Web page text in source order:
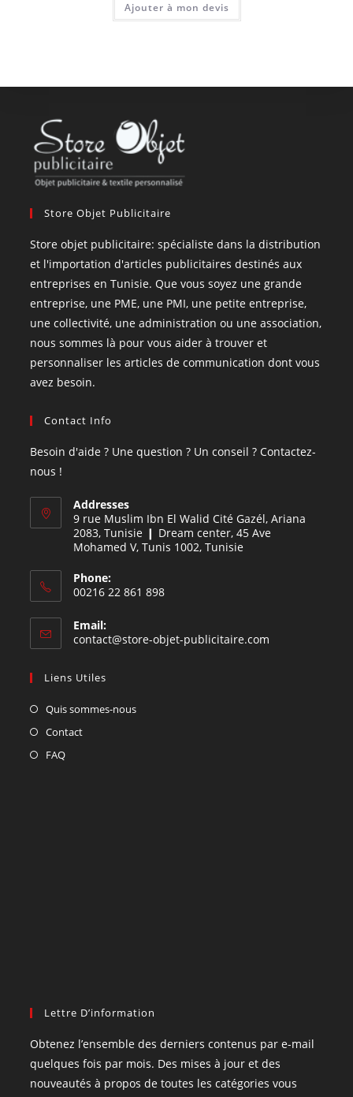
Ajouter à mon devis
Store Objet Publicitaire
Store objet publicitaire: spécialiste dans la distribution
et l'importation d'articles publicitaires destinés aux
entreprises en Tunisie. Que vous soyez une grande
entreprise, une PME, une PMI, une petite entreprise,
une collectivité, une administration ou une association,
nous sommes là pour vous aider à trouver et
personnaliser les articles de communication dont vous
avez besoin.
Contact Info
Besoin d'aide ? Une question ? Un conseil ? Contactez-
nous !
Addresses
9 rue Muslim Ibn El Walid Cité Gazél, Ariana
2083, Tunisie ❙ Dream center, 45 Ave
Mohamed V, Tunis 1002, Tunisie
Phone:
00216 22 861 898
Email:
contact@store-objet-publicitaire.com
Liens Utiles
Quis sommes-nous
Contact
FAQ
Lettre D’information
Obtenez l’ensemble des derniers contenus par e-mail
quelques fois par mois. Des mises à jour et des
nouveautés à propos de toutes les catégories vous